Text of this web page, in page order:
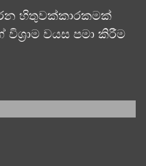
හිතුවක්කාරකමක්
වයස පමා කිරීම